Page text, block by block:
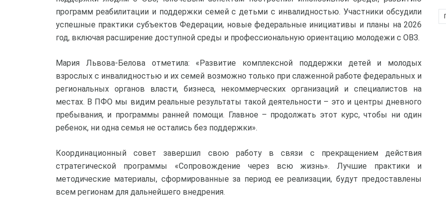
программ реабилитации и поддержки семей с детьми с инвалидностью. Участники обсудили
успешные практики субъектов Федерации, новые федеральные инициативы и планы на 2026
год, включая расширение доступной среды и профессиональную ориентацию молодежи с ОВЗ.
Мария Львова-Белова отметила: «Развитие комплексной поддержки детей и молодых
взрослых с инвалидностью и их семей возможно только при слаженной работе федеральных и
региональных органов власти, бизнеса, некоммерческих организаций и специалистов на
местах. В ПФО мы видим реальные результаты такой деятельности – это и центры дневного
пребывания, и программы ранней помощи. Главное – продолжать этот курс, чтобы ни один
ребенок, ни одна семья не остались без поддержки».
Координационный совет завершил свою работу в связи с прекращением действия
стратегической программы «Сопровождение через всю жизнь». Лучшие практики и
методические материалы, сформированные за период ее реализации, будут предоставлены
всем регионам для дальнейшего внедрения.